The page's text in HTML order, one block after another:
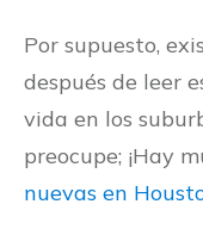
Por supuesto,
después de leer
vida en los
preocupe; ¡Hay
nuevas en